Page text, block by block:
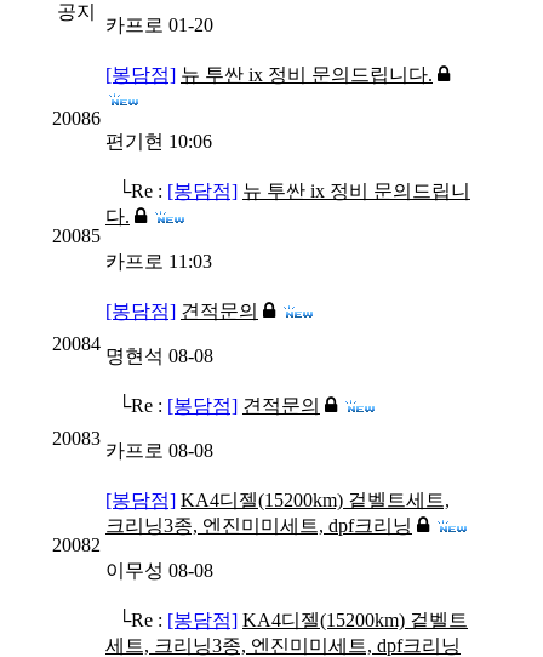
공지
카프로 01-20
20086
[봉담점] 뉴 투싼 ix 정비 문의드립니다.
편기현 10:06
20085
└Re : [봉담점] 뉴 투싼 ix 정비 문의드립니
다.
카프로 11:03
20084
[봉담점] 견적문의
명현석 08-08
20083
└Re : [봉담점] 견적문의
카프로 08-08
20082
[봉담점] KA4디젤(15200km) 겉벨트세트,
크리닝3종, 엔진미미세트, dpf크리닝
이무성 08-08
└Re : [봉담점] KA4디젤(15200km) 겉벨트
세트, 크리닝3종, 엔진미미세트, dpf크리닝